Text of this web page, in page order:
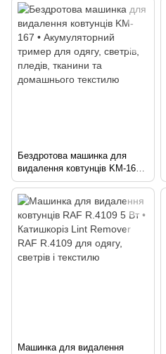
Бездротова машинка для
видалення ковтунців KM-167 •
Акумуляторний тример для
одягу, светрів, пледів,
тканини та домашнього
текстилю
Машинка для видалення